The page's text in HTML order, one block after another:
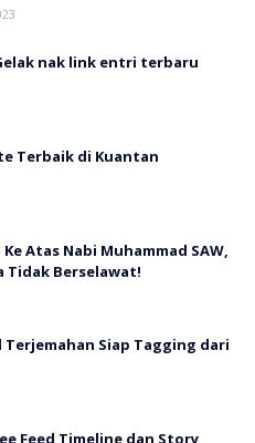
nak link entri terbaru
Terbaik di Kuantan
Atas Nabi Muhammad SAW,
Tidak Berselawat!
Terjemahan Siap Tagging dari
Feed Timeline dan Story